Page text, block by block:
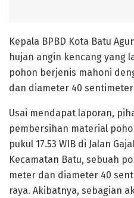
Kepala BPBD Kota Batu
hujan angin kencang yang
pohon berjenis mahoni
dan diameter 40
Usai mendapat laporan,
pembersihan material
pukul 17.53 WIB di Jalan
Kecamatan Batu, sebuah
meter dan diameter 40
raya. Akibatnya, sebagian